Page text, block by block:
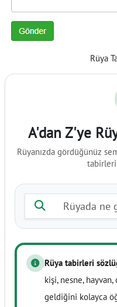
Rüya
A'dan Z'ye
Rüyanızda gördüğünüz
tabirleri
Rüya tabiri ara
Rüya tabirleri
kişi, nesne,
geldiğini kolayca